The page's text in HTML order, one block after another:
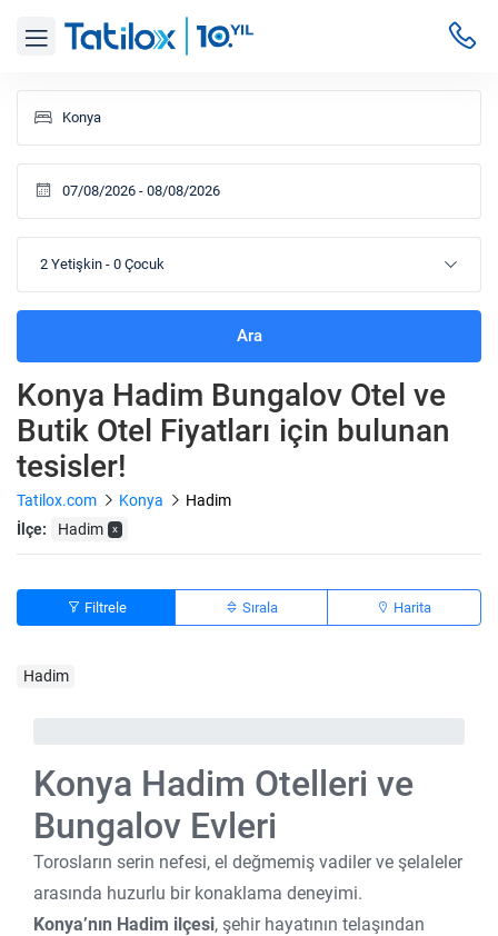
2 Yetişkin - 0 Çocuk
Ara
Konya Hadim Bungalov Otel ve
Butik Otel Fiyatları için bulunan
tesisler!
Tatilox.com Konya
Hadim
İlçe:
Hadim x
Filtrele Sırala Harita
Hadim
Konya Hadim Otelleri ve
Bungalov Evleri
Torosların serin nefesi, el değmemiş vadiler ve şelaleler
arasında huzurlu bir konaklama deneyimi.
Konya’nın Hadim ilçesi, şehir hayatının telaşından